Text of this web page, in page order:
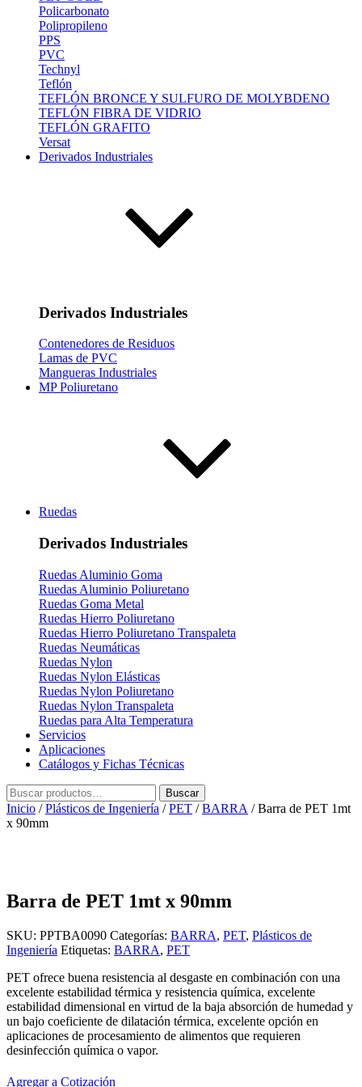
Policarbonato
Polipropileno
PPS
PVC
Technyl
Teflón
TEFLÓN BRONCE Y SULFURO DE MOLYBDENO
TEFLÓN FIBRA DE VIDRIO
TEFLÓN GRAFITO
Versat
Derivados Industriales
Derivados Industriales
Contenedores de Residuos
Lamas de PVC
Mangueras Industriales
MP Poliuretano
Ruedas
Derivados Industriales
Ruedas Aluminio Goma
Ruedas Aluminio Poliuretano
Ruedas Goma Metal
Ruedas Hierro Poliuretano
Ruedas Hierro Poliuretano Transpaleta
Ruedas Neumáticas
Ruedas Nylon
Ruedas Nylon Elásticas
Ruedas Nylon Poliuretano
Ruedas Nylon Transpaleta
Ruedas para Alta Temperatura
Servicios
Aplicaciones
Catálogos y Fichas Técnicas
Buscar
por:
Buscar
Inicio /Plásticos de Ingeniería /PET /BARRA / Barra de PET 1mt
x 90mm
Barra de PET 1mt x 90mm
SKU: PPTBA0090 Categorías: BARRA, PET, Plásticos de
Ingeniería Etiquetas: BARRA, PET
PET ofrece buena resistencia al desgaste en combinación con una
excelente estabilidad térmica y resistencia química, excelente
estabilidad dimensional en virtud de la baja absorción de humedad y
un bajo coeficiente de dilatación térmica, excelente opción en
aplicaciones de procesamiento de alimentos que requieren
desinfección química o vapor.
Agregar a Cotización